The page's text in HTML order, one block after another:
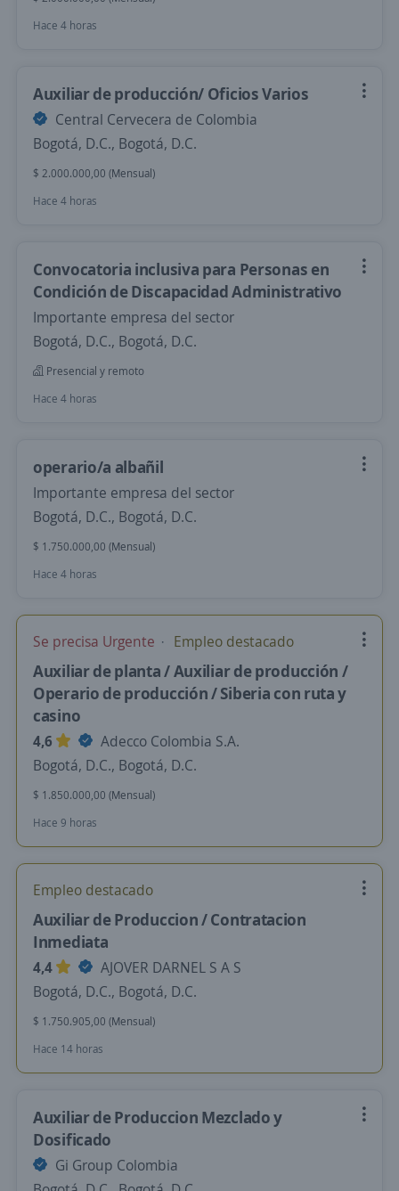
Hace 4 horas
Auxiliar de producción/ Oficios Varios
Central Cervecera de Colombia
Bogotá, D.C., Bogotá, D.C.
$ 2.000.000,00 (Mensual)
Hace 4 horas
Convocatoria inclusiva para Personas en
Condición de Discapacidad Administrativo
Importante empresa del sector
Bogotá, D.C., Bogotá, D.C.
Presencial y remoto
Hace 4 horas
operario/a albañil
Importante empresa del sector
Bogotá, D.C., Bogotá, D.C.
$ 1.750.000,00 (Mensual)
Hace 4 horas
Se precisa Urgente Empleo destacado
Auxiliar de planta / Auxiliar de producción /
Operario de producción / Siberia con ruta y
casino
4,6
Adecco Colombia S.A.
Bogotá, D.C., Bogotá, D.C.
$ 1.850.000,00 (Mensual)
Hace 9 horas
Empleo destacado
Auxiliar de Produccion / Contratacion
Inmediata
4,4
AJOVER DARNEL S A S
Bogotá, D.C., Bogotá, D.C.
$ 1.750.905,00 (Mensual)
Hace 14 horas
Auxiliar de Produccion Mezclado y
Dosificado
Gi Group Colombia